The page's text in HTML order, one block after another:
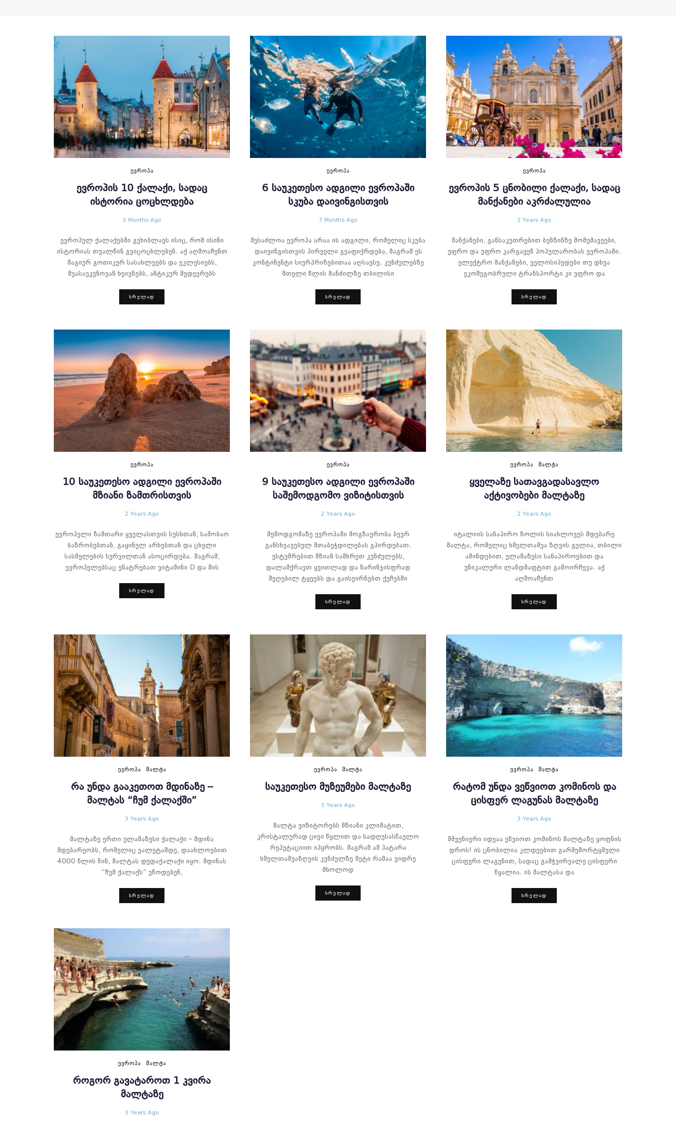
ᲔᲕᲠᲝᲞᲐ
ᲔᲕᲠᲝᲞᲘᲡ 10 ᲥᲐᲚᲐᲥᲘ, ᲡᲐᲓᲐᲪ
ᲘᲡᲢᲝᲠᲘᲐ ᲪᲝᲪᲮᲚᲓᲔᲑᲐ
5 Months Ago
ევროპულ ქალაქებში გვხიბლავს ისიც, რომ ისინი
ისტორიას თვალწინ გვიცოცხლებენ. აქ აღმოაჩენთ
მაგიურ გოთიკურ სასახლეებს და ეკლესიებს,
შუასაუკუნოვან ხეივნებს, ანტიკურ შედევრებს
ᲡᲠᲣᲚᲐᲓ
ᲔᲕᲠᲝᲞᲐ
6 ᲡᲐᲣᲙᲔᲗᲔᲡᲝ ᲐᲓᲒᲘᲚᲘ ᲔᲕᲠᲝᲞᲐᲨᲘ
ᲡᲙᲣᲑᲐ ᲓᲐᲘᲕᲘᲜᲒᲘᲡᲗᲕᲘᲡ
7 Months Ago
შესაძლოა ევროპა არაა ის ადგილი, რომელიც სკუბა
დაივინგისთვის პირველი გვაფიქრდება, მაგრამ ეს
კონტინენტი სიურპრიზებითაა აღსავსე. კუნძულებზე
მთელი წლის მანძილზე თბილისი
ᲡᲠᲣᲚᲐᲓ
ᲔᲕᲠᲝᲞᲐ
ᲔᲕᲠᲝᲞᲘᲡ 5 ᲪᲜᲝᲑᲘᲚᲘ ᲥᲐᲚᲐᲥᲘ, ᲡᲐᲓᲐᲪ
ᲛᲐᲜᲥᲐᲜᲔᲑᲘ ᲐᲙᲠᲫᲐᲚᲣᲚᲘᲐ
2 Years Ago
მანქანები, განსაკუთრებით ბენზინზე მომუშავეები,
უფრო და უფრო კარგავენ პოპულარობას ევროპაში.
ელექტრო მანქანები, ველოსიპედები თუ დხვა
ეკომეგობრული ტრანსპორტი კი უფრო და
ᲡᲠᲣᲚᲐᲓ
ᲔᲕᲠᲝᲞᲐ
10 ᲡᲐᲣᲙᲔᲗᲔᲡᲝ ᲐᲓᲒᲘᲚᲘ ᲔᲕᲠᲝᲞᲐᲨᲘ
ᲛᲖᲘᲐᲜᲘ ᲖᲐᲛᲗᲠᲘᲡᲗᲕᲘᲡ
2 Years Ago
ევროპული ზამთარი ყველასთვის სუსხთან, საშობაო
ბაზრობებთან, გაყინულ არხებთან და ცხელი
სასმელების სურვილთან ასოცირდება. მაგრამ,
ევროპელებსაც ენატრებათ ვიტამინი D და მის
ᲡᲠᲣᲚᲐᲓ
ᲔᲕᲠᲝᲞᲐ
9 ᲡᲐᲣᲙᲔᲗᲔᲡᲝ ᲐᲓᲒᲘᲚᲘ ᲔᲕᲠᲝᲞᲐᲨᲘ
ᲡᲐᲨᲔᲛᲝᲓᲒᲝᲛᲝ ᲕᲘᲖᲘᲢᲘᲡᲗᲕᲘᲡ
2 Years Ago
შემოდგომაზე ევროპაში მოგზაურობა ბევრ
განსხვავებულ შთაბეჭდილებას გპირდებათ.
ესტუმრებით მზიან სამხრეთ კუნძულებს,
დალაშქრავთ ყვითლად და ნარინჯისფრად
შეღებილ ტყეებს და გაისეირნებთ ქუჩებში
ᲡᲠᲣᲚᲐᲓ
ᲔᲕᲠᲝᲞᲐ ᲛᲐᲚᲢᲐ
ᲧᲕᲔᲚᲐᲖᲔ ᲡᲐᲗᲐᲕᲒᲐᲓᲐᲡᲐᲕᲚᲝ
ᲐᲥᲢᲘᲕᲝᲑᲔᲑᲘ ᲛᲐᲚᲢᲐᲖᲔ
2 Years Ago
იტალიის სანაპირო ზოლის სიახლოვეს მდებარე
მალტა, რომელიც ხმელთაშუა ზღვის გულია, თბილი
ამინდებით, ულამაზესი სანაპიროებით და
უნიკალური ლანდშაფტით გამოირჩევა. აქ
აღმოაჩენთ
ᲡᲠᲣᲚᲐᲓ
ᲔᲕᲠᲝᲞᲐ ᲛᲐᲚᲢᲐ
ᲠᲐ ᲣᲜᲓᲐ ᲒᲐᲐᲙᲔᲗᲝᲗ ᲛᲓᲘᲜᲐᲖᲔ –
ᲛᲐᲚᲢᲐᲡ “ᲩᲣᲛ ᲥᲐᲚᲐᲥᲨᲘ”
3 Years Ago
მალტაზე ერთი ულამაზესი ქალაქი – მდინა
მდებარეობს, რომელიც ვალეტამდე, დაახლოებით
4000 წლის წინ, მალტას დედაქალაქი იყო. მდინას
“ჩუმ ქალაქს” უწოდებენ,
ᲡᲠᲣᲚᲐᲓ
ᲔᲕᲠᲝᲞᲐ ᲛᲐᲚᲢᲐ
ᲡᲐᲣᲙᲔᲗᲔᲡᲝ ᲛᲣᲖᲔᲣᲛᲔᲑᲘ ᲛᲐᲚᲢᲐᲖᲔ
3 Years Ago
მალტა ვიზიტორებს მზიანი კლიმატით,
კრისტალურად ცივი წყლით და სადღესასწაულო
რეპუტაციით იპყრობს. მაგრამ ამ პატარა
ხმელთაშუაზღვის კუნძულზე მეტი რამაა ვიდრე
მხოლოდ
ᲡᲠᲣᲚᲐᲓ
ᲔᲕᲠᲝᲞᲐ ᲛᲐᲚᲢᲐ
ᲠᲐᲢᲝᲛ ᲣᲜᲓᲐ ᲕᲔᲬᲕᲘᲝᲗ ᲙᲝᲛᲘᲜᲝᲡ ᲓᲐ
ᲪᲘᲡᲤᲔᲠ ᲚᲐᲒᲣᲜᲐᲡ ᲛᲐᲚᲢᲐᲖᲔ
3 Years Ago
მშვენიერი იდეაა ეწვიოთ კომინოს მალტაზე ყოფნის
დროს! ის ცნობილია კლდეებით გარშემორტყმული
ცისფერი ლაგუნით, სადაც გამჭვირვალე ცისფერი
წყალია. ის მალტასა და
ᲡᲠᲣᲚᲐᲓ
ᲔᲕᲠᲝᲞᲐ ᲛᲐᲚᲢᲐ
ᲠᲝᲒᲝᲠ ᲒᲐᲕᲐᲢᲐᲠᲝᲗ 1 ᲙᲕᲘᲠᲐ
ᲛᲐᲚᲢᲐᲖᲔ
3 Years Ago